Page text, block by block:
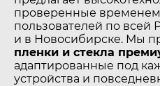
проверенные
пользователей по всей
и в Новосибирске. Мы
пленки и стекла
адаптированные под
устройства и